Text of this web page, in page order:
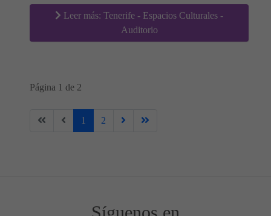
Leer más: Tenerife - Espacios Culturales -
Auditorio
Página 1 de 2
1 2